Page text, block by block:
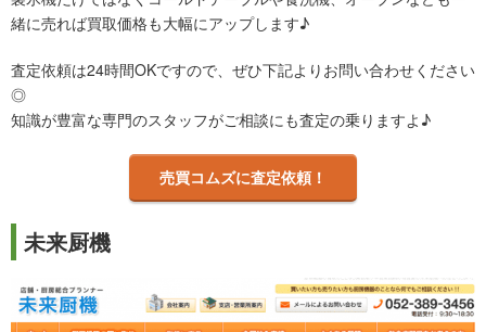
緒に売れば買取価格も大幅にアップします♪
査定依頼は24時間OKですので、ぜひ下記よりお問い合わせください
◎
知識が豊富な専門のスタッフがご相談にも査定の乗りますよ♪
売買コムズに査定依頼！
未来厨機